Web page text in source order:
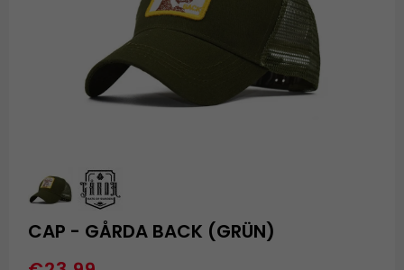
CAP - GÅRDA BACK (GRÜN)